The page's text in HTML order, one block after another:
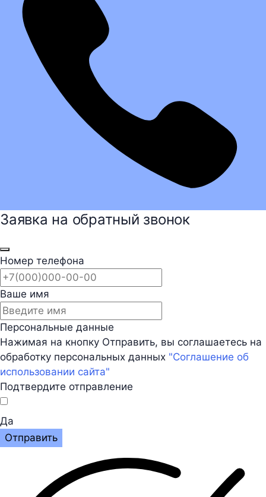
Заявка на обратный звонок
Номер телефона
Ваше имя
Персональные данные
Нажимая на кнопку Отправить, вы соглашаетесь на
обработку персональных данных "Соглашение об
использовании сайта"
Подтвердите отправление
Да
Отправить